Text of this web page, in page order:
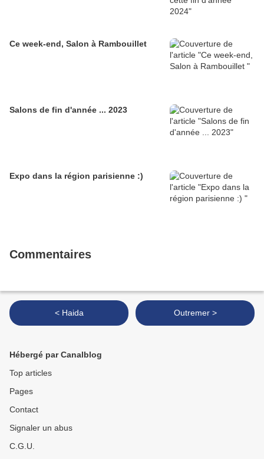
Ce week-end, Salon à Rambouillet
Salons de fin d'année ... 2023
Expo dans la région parisienne :)
Commentaires
< Haida Outremer >
Hébergé par Canalblog
Top articles
Pages
Contact
Signaler un abus
C.G.U.